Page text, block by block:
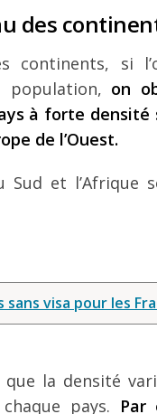
des
continents, si
population, on
à forte densité
de l’Ouest.
Sud et l’Afrique
sans visa pour les
que la densité
pays. Par